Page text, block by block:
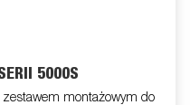
5000S
montażowym do